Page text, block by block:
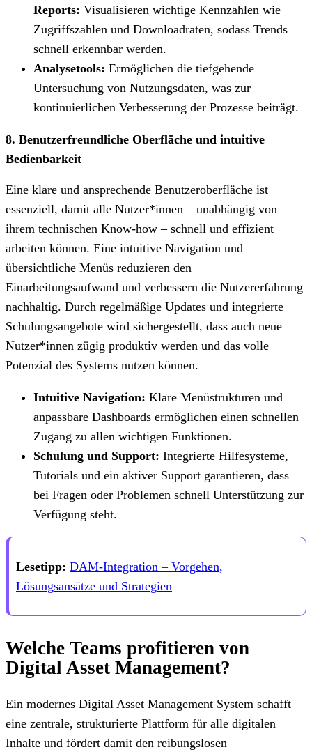
Reports: Visualisieren wichtige Kennzahlen wie
Zugriffszahlen und Downloadraten, sodass Trends
schnell erkennbar werden.
Analysetools: Ermöglichen die tiefgehende
Untersuchung von Nutzungsdaten, was zur
kontinuierlichen Verbesserung der Prozesse beiträgt.
8. Benutzerfreundliche Oberfläche und intuitive
Bedienbarkeit
Eine klare und ansprechende Benutzeroberfläche ist
essenziell, damit alle Nutzer*innen – unabhängig von
ihrem technischen Know-how – schnell und effizient
arbeiten können. Eine intuitive Navigation und
übersichtliche Menüs reduzieren den
Einarbeitungsaufwand und verbessern die Nutzererfahrung
nachhaltig. Durch regelmäßige Updates und integrierte
Schulungsangebote wird sichergestellt, dass auch neue
Nutzer*innen zügig produktiv werden und das volle
Potenzial des Systems nutzen können.
Intuitive Navigation: Klare Menüstrukturen und
anpassbare Dashboards ermöglichen einen schnellen
Zugang zu allen wichtigen Funktionen.
Schulung und Support: Integrierte Hilfesysteme,
Tutorials und ein aktiver Support garantieren, dass
bei Fragen oder Problemen schnell Unterstützung zur
Verfügung steht.
Lesetipp: DAM-Integration – Vorgehen,
Lösungsansätze und Strategien
Welche Teams profitieren von
Digital Asset Management?
Ein modernes Digital Asset Management System schafft
eine zentrale, strukturierte Plattform für alle digitalen
Inhalte und fördert damit den reibungslosen